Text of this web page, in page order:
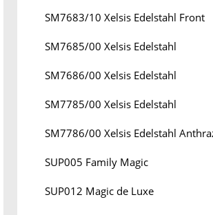
SM7683/10 Xelsis Edelstahl Front
SM7685/00 Xelsis Edelstahl
SM7686/00 Xelsis Edelstahl
SM7785/00 Xelsis Edelstahl
SM7786/00 Xelsis Edelstahl
SUP005 Family Magic
SUP012 Magic de Luxe